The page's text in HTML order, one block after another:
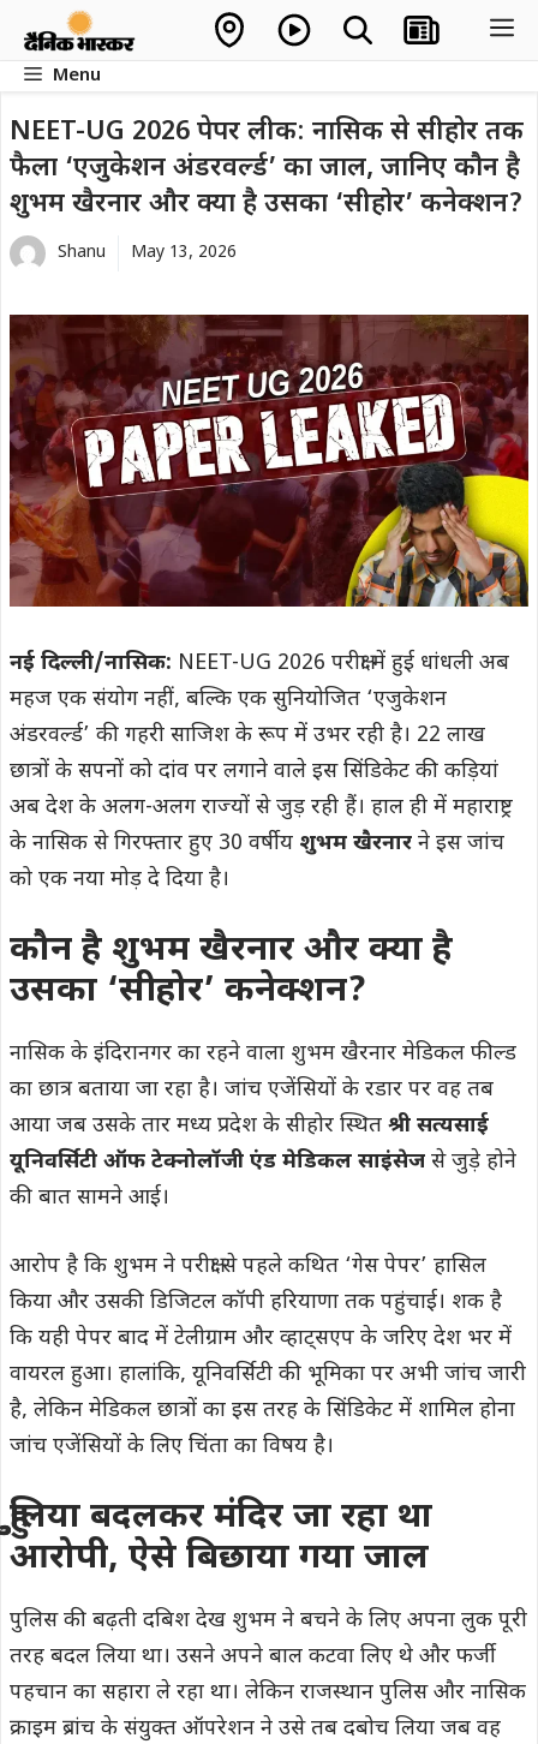
contentMenu
NEET-UG 2026 पेपर लीक: नासिक से सीहोर तक
फैला ‘एजुकेशन अंडरवर्ल्ड’ का जाल, जानिए कौन है
शुभम खैरनार और क्या है उसका ‘सीहोर’ कनेक्शन?
Shanu May 13, 2026
नई दिल्ली/नासिक: NEET-UG 2026 परीक्षा में हुई धांधली अब
महज एक संयोग नहीं, बल्कि एक सुनियोजित ‘एजुकेशन
अंडरवर्ल्ड’ की गहरी साजिश के रूप में उभर रही है। 22 लाख
छात्रों के सपनों को दांव पर लगाने वाले इस सिंडिकेट की कड़ियां
अब देश के अलग-अलग राज्यों से जुड़ रही हैं। हाल ही में महाराष्ट्र
के नासिक से गिरफ्तार हुए 30 वर्षीय शुभम खैरनार ने इस जांच
को एक नया मोड़ दे दिया है।
कौन है शुभम खैरनार और क्या है
उसका ‘सीहोर’ कनेक्शन?
नासिक के इंदिरानगर का रहने वाला शुभम खैरनार मेडिकल फील्ड
का छात्र बताया जा रहा है। जांच एजेंसियों के रडार पर वह तब
आया जब उसके तार मध्य प्रदेश के सीहोर स्थित श्री सत्यसाई
यूनिवर्सिटी ऑफ टेक्नोलॉजी एंड मेडिकल साइंसेज से जुड़े होने
की बात सामने आई।
आरोप है कि शुभम ने परीक्षा से पहले कथित ‘गेस पेपर’ हासिल
किया और उसकी डिजिटल कॉपी हरियाणा तक पहुंचाई। शक है
कि यही पेपर बाद में टेलीग्राम और व्हाट्सएप के जरिए देश भर में
वायरल हुआ। हालांकि, यूनिवर्सिटी की भूमिका पर अभी जांच जारी
है, लेकिन मेडिकल छात्रों का इस तरह के सिंडिकेट में शामिल होना
जांच एजेंसियों के लिए चिंता का विषय है।
हुुुलिया बदलकर मंदिर जा रहा था
आरोपी, ऐसे बिछाया गया जाल
पुलिस की बढ़ती दबिश देख शुभम ने बचने के लिए अपना लुक पूरी
तरह बदल लिया था। उसने अपने बाल कटवा लिए थे और फर्जी
पहचान का सहारा ले रहा था। लेकिन राजस्थान पुलिस और नासिक
क्राइम ब्रांच के संयुक्त ऑपरेशन ने उसे तब दबोच लिया जब वह